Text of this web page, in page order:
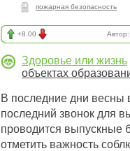
пожарная безопасность
+8.00
Здоровье или жизнь
объектах
В последние дни весны
последний звонок для
проводится выпускные
отметить важность